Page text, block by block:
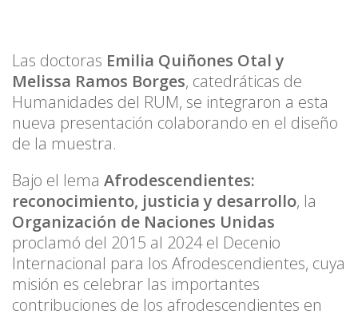
Las doctoras Emilia Quiñones Otal y
Melissa Ramos Borges, catedráticas de
Humanidades del RUM, se integraron a esta
nueva presentación colaborando en el diseño
de la muestra.
Bajo el lema Afrodescendientes:
reconocimiento, justicia y desarrollo, la
Organización de Naciones Unidas
proclamó del 2015 al 2024 el Decenio
Internacional para los Afrodescendientes, cuya
misión es celebrar las importantes
contribuciones de los afrodescendientes en